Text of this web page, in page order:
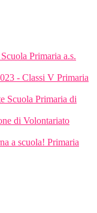
Primaria a.s.
- Classi V Primaria
Scuola Primaria di
di Volontariato
a scuola! Primaria